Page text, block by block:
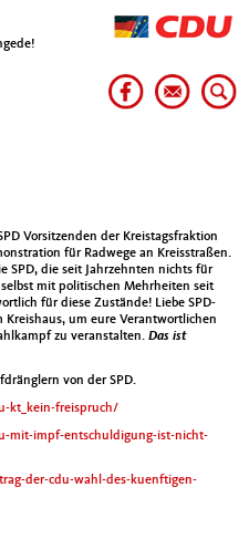
Vorsitzenden der Kreistagsfraktion
für Radwege an Kreisstraßen.
SPD, die seit Jahrzehnten nichts für
mit politischen Mehrheiten seit
für diese Zustände! Liebe SPD-
um eure Verantwortlichen
zu veranstalten. Das ist
von der SPD.
kt_kein-freispruch/
mit-impf-entschuldigung-ist-nicht-
der-cdu-wahl-des-kuenftigen-